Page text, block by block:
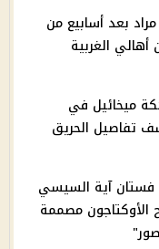
بعد أسابيع من
الغربية
ميخائيل في
تفاصيل الحريق
فستان آية السيسي
الأوكتاجون مصممة